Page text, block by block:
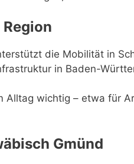
die Mobilität in
in Baden-
Alltag wichtig – etwa für
Gmünd